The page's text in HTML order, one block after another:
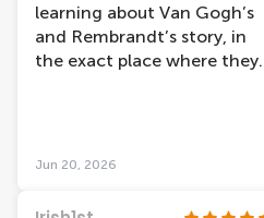
learning about Van Gogh’s
and Rembrandt’s story, in
the exact place where they
and Wessel, were helpful and
point to my visit!
Jun 20, 2026